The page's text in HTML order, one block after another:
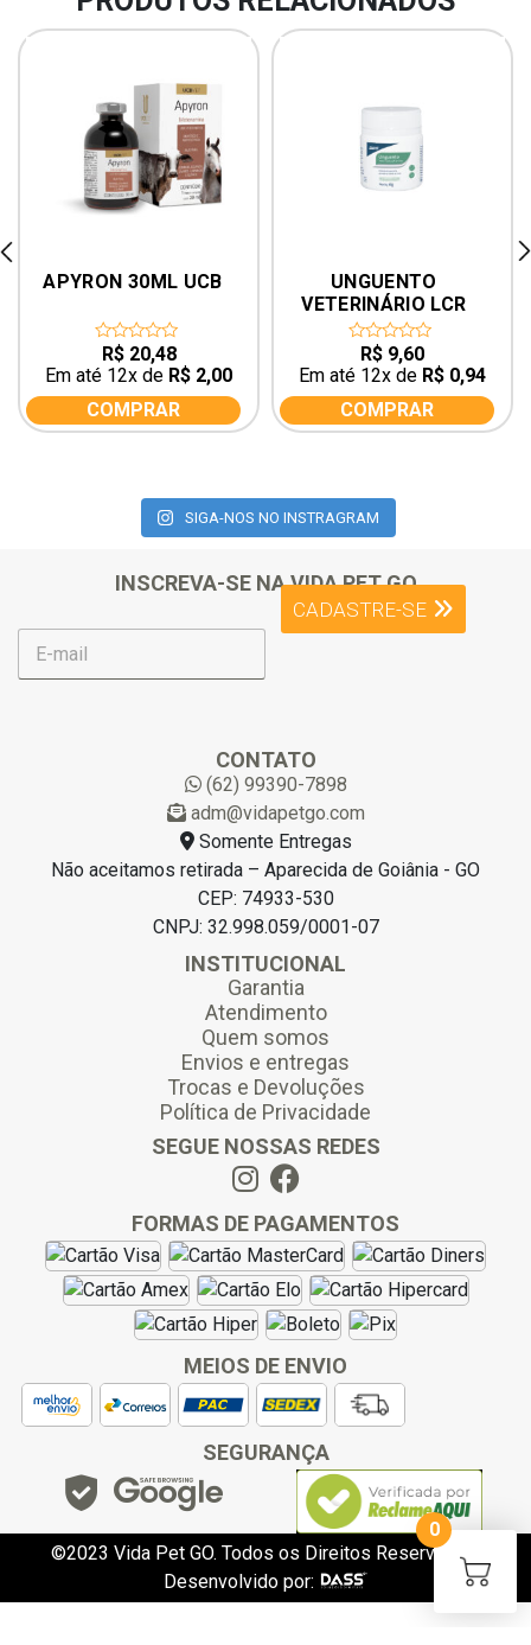
APYRON 30ML UCB
out
of
5
R$20,48
Em até 12x de R$ 2,00
COMPRAR
UNGUENTO
VETERINÁRIO LCR
SIMÕES 40 G
out
of
5
R$ 9,60
Em até 12x de R$ 0,94
COMPRAR
SIGA-NOS NO INSTRAGRAM
INSCREVA-SE NA VIDA PET GO
E
m
CADASTRE-SE
CONTATO
(62) 99390-7898
adm@vidapetgo.com
Somente Entregas
Não aceitamos retirada – Aparecida de Goiânia - GO
CEP: 74933-530
CNPJ: 32.998.059/0001-07
INSTITUCIONAL
Garantia
Atendimento
Quem somos
Envios e entregas
Trocas e Devoluções
Política de Privacidade
SEGUE NOSSAS REDES
FORMAS DE PAGAMENTOS
MEIOS DE ENVIO
SEGURANÇA
©2023 Vida Pet GO. Todos os Direitos Reservados.
Desenvolvido por:
0